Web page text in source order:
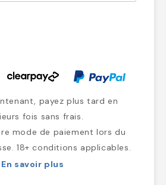
payez plus tard en
fois sans frais.
mode de paiement lors du
18+ conditions applicables.
En savoir plus